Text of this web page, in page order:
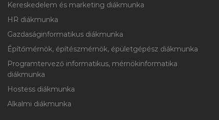
Kereskedelem és marketing diákmunka
HR diákmunka
Gazdaságinformatikus diákmunka
Építőmérnök, építészmérnök, épületgépész diákmunka
Programtervező informatikus, mérnökinformatika
diákmunka
Hostess diákmunka
Alkalmi diákmunka